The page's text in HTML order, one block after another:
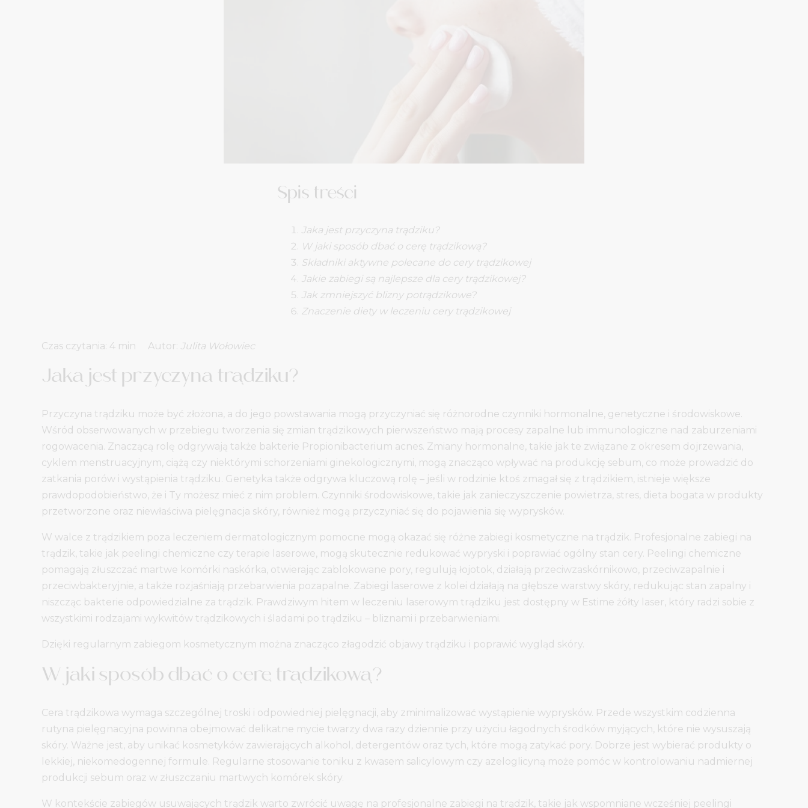
Spis treści
Jaka jest przyczyna trądziku?
W jaki sposób dbać o cerę trądzikową?
Składniki aktywne polecane do cery trądzikowej
Jakie zabiegi są najlepsze dla cery trądzikowej?
Jak zmniejszyć blizny potrądzikowe?
Znaczenie diety w leczeniu cery trądzikowej
Autor: Julita Wołowiec
Jaka jest przyczyna trądziku?
Przyczyna trądziku może być złożona, a do jego powstawania mogą przyczyniać się różnorodne czynniki hormonalne, genetyczne i środowiskowe.
Wśród obserwowanych w przebiegu tworzenia się zmian trądzikowych pierwszeństwo mają procesy zapalne lub immunologiczne nad zaburzeniami
rogowacenia. Znaczącą rolę odgrywają także bakterie Propionibacterium acnes. Zmiany hormonalne, takie jak te związane z okresem dojrzewania,
cyklem menstruacyjnym, ciążą czy niektórymi schorzeniami ginekologicznymi, mogą znacząco wpływać na produkcję sebum, co może prowadzić do
zatkania porów i wystąpienia trądziku. Genetyka także odgrywa kluczową rolę – jeśli w rodzinie ktoś zmagał się z trądzikiem, istnieje większe
prawdopodobieństwo, że i Ty możesz mieć z nim problem. Czynniki środowiskowe, takie jak zanieczyszczenie powietrza, stres, dieta bogata w produkty
przetworzone oraz niewłaściwa pielęgnacja skóry, również mogą przyczyniać się do pojawienia się wyprysków.
W walce z trądzikiem poza leczeniem dermatologicznym pomocne mogą okazać się różne zabiegi kosmetyczne na trądzik. Profesjonalne zabiegi na
trądzik, takie jak peelingi chemiczne czy terapie laserowe, mogą skutecznie redukować wypryski i poprawiać ogólny stan cery. Peelingi chemiczne
pomagają złuszczać martwe komórki naskórka, otwierając zablokowane pory, regulują łojotok, działają przeciwzaskórnikowo, przeciwzapalnie i
przeciwbakteryjnie, a także rozjaśniają przebarwienia pozapalne. Zabiegi laserowe z kolei działają na głębsze warstwy skóry, redukując stan zapalny i
niszcząc bakterie odpowiedzialne za trądzik. Prawdziwym hitem w leczeniu laserowym trądziku jest dostępny w Estime żółty laser, który radzi sobie z
wszystkimi rodzajami wykwitów trądzikowych i śladami po trądziku – bliznami i przebarwieniami.
Dzięki regularnym zabiegom kosmetycznym można znacząco złagodzić objawy trądziku i poprawić wygląd skóry.
W jaki sposób dbać o cerę trądzikową?
Cera trądzikowa wymaga szczególnej troski i odpowiedniej pielęgnacji, aby zminimalizować wystąpienie wyprysków. Przede wszystkim codzienna
rutyna pielęgnacyjna powinna obejmować delikatne mycie twarzy dwa razy dziennie przy użyciu łagodnych środków myjących, które nie wysuszają
skóry. Ważne jest, aby unikać kosmetyków zawierających alkohol, detergentów oraz tych, które mogą zatykać pory. Dobrze jest wybierać produkty o
lekkiej, niekomedogennej formule. Regularne stosowanie toniku z kwasem salicylowym czy azeloglicyną może pomóc w kontrolowaniu nadmiernej
produkcji sebum oraz w złuszczaniu martwych komórek skóry.
W kontekście zabiegów usuwających trądzik warto zwrócić uwagę na profesjonalne zabiegi na trądzik, takie jak wspomniane wcześniej peelingi